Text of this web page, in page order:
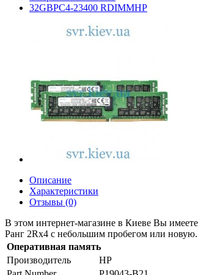
32GBPC4-23400 RDIMMHP
Описание
Характеристики
Отзывы (0)
В этом интернет-магазине в Киеве Вы
Ранг 2Rx4 с небольшим пробегом или
Оперативная память
Производитель
HP